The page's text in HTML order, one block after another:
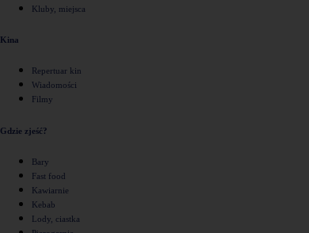
Kluby, miejsca
Kina
Repertuar kin
Wiadomości
Filmy
Gdzie zjeść?
Bary
Fast food
Kawiarnie
Kebab
Lody, ciastka